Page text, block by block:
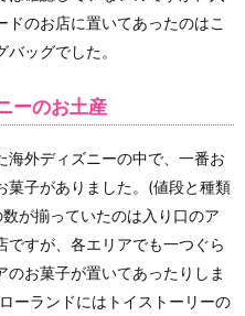
ドのお店に置いてあったのはこ
ッグでした。
ーのお土産
外ディズニーの中で、一番お
菓子がありました。(値段と種類
が揃っていたのは入り口のア
ですが、各エリアでも一つぐら
のお菓子が置いてあったりしま
ーランドにはトイストーリーの